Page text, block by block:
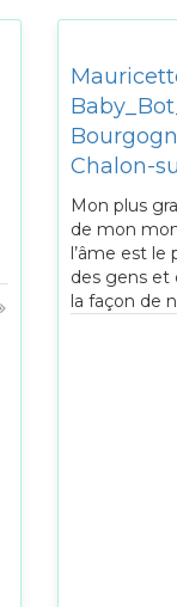
Chalon-
Mon plus
de mon
l’âme est
des gens et
la façon de